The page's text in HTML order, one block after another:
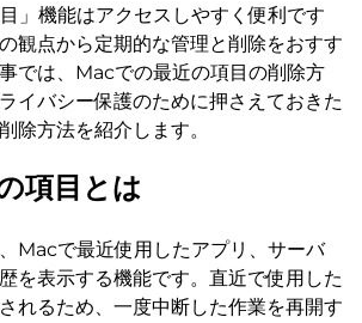
」機能はアクセスしやすく便利です
観点から定期的な管理と削除をおすす
では、Macでの最近の項目の削除方
イバシー保護のために押さえておきた
除方法を紹介します。
項目とは
、Macで最近使用したアプリ、サーバ
を表示する機能です。直近で使用した
れるため、一度中断した作業を再開す